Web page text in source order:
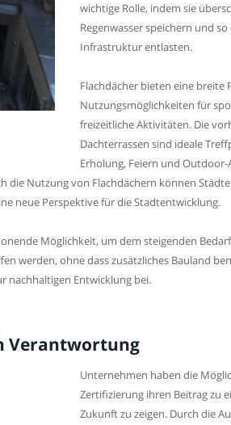
wichtige Rolle, indem sie
Regenwasser speichern und
Infrastruktur entlasten.
Flachdächer bieten eine breite
Nutzungsmöglichkeiten für
freizeitliche Aktivitäten. Die
Dachterrassen sind ideale
Erholung, Feiern und
die Nutzung von Flachdächern können
neue Perspektive für die Stadtentwicklung.
Möglichkeit, um dem steigenden
werden, ohne dass zusätzliches Bauland
nachhaltigen Entwicklung bei.
Verantwortung
Unternehmen haben die
Zertifizierung ihren Beitrag zu
Zukunft zu zeigen. Durch die